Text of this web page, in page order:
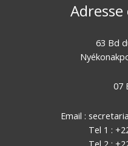
63 Bd
07
Email :
Tel 1 :
Tel 2 :